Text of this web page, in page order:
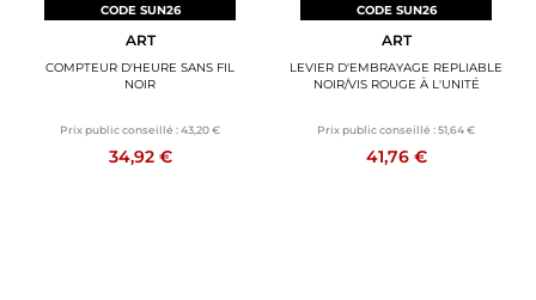
CODE SUN26
ART
COMPTEUR D'HEURE SANS FIL
NOIR
Prix public conseillé :43,20 €
34,92 €
CODE SUN26
ART
LEVIER D'EMBRAYAGE REPLIABLE
NOIR/VIS ROUGE À L'UNITÉ
Prix public conseillé :51,64 €
41,76 €